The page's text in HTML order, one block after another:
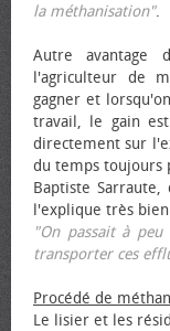
la méthanisation".
Autre avantage
l'agriculteur de
gagner et
travail, le gain
directement sur
du temps toujours
Baptiste
l'explique très
"On passait à
transporter ces
Procédé de
Le lisier et les